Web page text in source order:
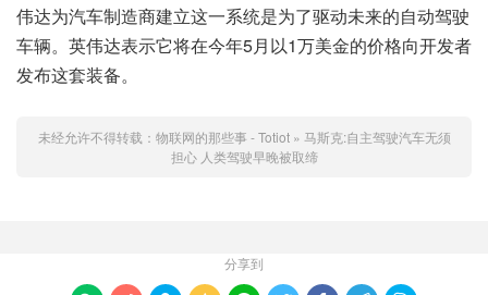
伟达为汽车制造商建立这一系统是为了驱动未来的自动驾驶
车辆。英伟达表示它将在今年5月以1万美金的价格向开发者
发布这套装备。
未经允许不得转载： 物联网的那些事 - Totiot» 马斯克:自主驾驶汽车无须
担心 人类驾驶早晚被取缔
分享到